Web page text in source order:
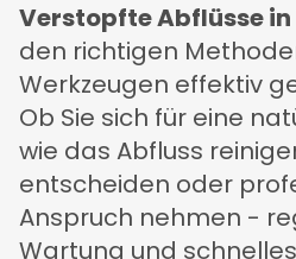
Verstopfte Abflüsse in
den richtigen
Werkzeugen effektiv
Ob Sie sich für eine
wie das Abfluss
entscheiden oder
Anspruch nehmen -
Wartung und